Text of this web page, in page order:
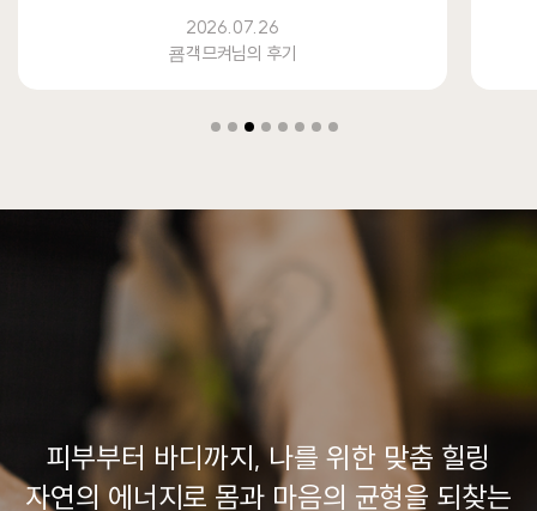
2026.07.25
포푼쿵툑님의 후기
피부부터 바디까지, 나를 위한 맞춤 힐링
자연의 에너지로 몸과 마음의 균형을 되찾는